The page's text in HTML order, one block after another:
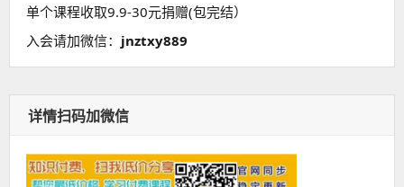
单个课程收取9.9-30元捐赠(包完结）
入会请加微信： jnztxy889
详情扫码加微信